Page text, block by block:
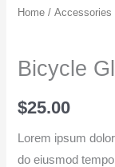
Home /Accessories
Bicycle
$25.00
Lorem ipsum
do eiusmod